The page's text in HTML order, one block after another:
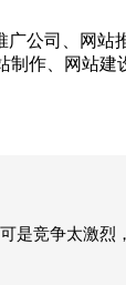
公司、网站
制作、网站
是竞争太激烈